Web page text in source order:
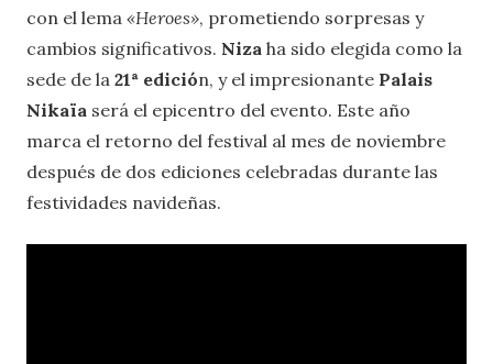
con el lema «Heroes», prometiendo sorpresas y
cambios significativos. Niza ha sido elegida como la
sede de la 21ª edición, y el impresionante Palais
Nikaïa será el epicentro del evento. Este año
marca el retorno del festival al mes de noviembre
después de dos ediciones celebradas durante las
festividades navideñas.